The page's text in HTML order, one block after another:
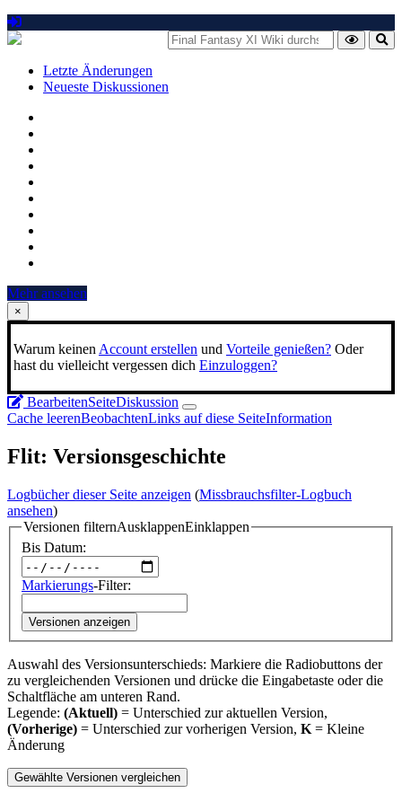
Letzte Änderungen
Neueste Diskussionen
Mehr ansehen
×
Warum keinen Account erstellen und Vorteile genießen? Oder
hast du vielleicht vergessen dich Einzuloggen?
BearbeitenSeiteDiskussion
Cache leerenBeobachtenLinks auf diese SeiteInformation
Flit: Versionsgeschichte
Logbücher dieser Seite anzeigen (Missbrauchsfilter-Logbuch
ansehen)
Versionen filternAusklappenEinklappen
Bis Datum:
Markierungs-Filter:
Versionen anzeigen
Auswahl des Versionsunterschieds: Markiere die Radiobuttons der
zu vergleichenden Versionen und drücke die Eingabetaste oder die
Schaltfläche am unteren Rand.
Legende: (Aktuell) = Unterschied zur aktuellen Version,
(Vorherige) = Unterschied zur vorherigen Version, K= Kleine
Änderung